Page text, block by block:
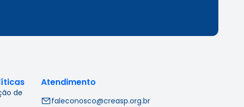
de
Atendimento
faleconosco@creasp.org.br